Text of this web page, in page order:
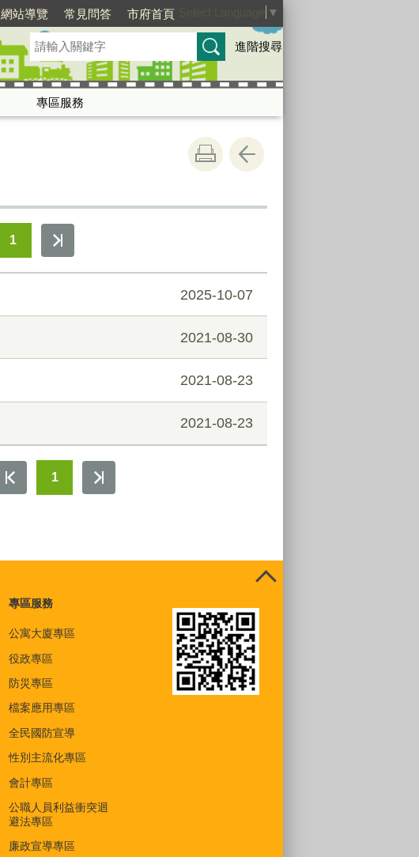
網站導覽 常見問答 市府首頁 ▼
進階搜尋
專區服務
1
2025-10-07
2021-08-30
2021-08-23
2021-08-23
1
專區服務
公寓大廈專區
役政專區
防災專區
檔案應用專區
全民國防宣導
性別主流化專區
會計專區
公職人員利益衝突迴
避法專區
廉政宣導專區